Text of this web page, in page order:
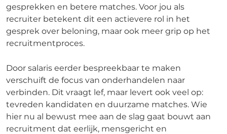
gesprekken en betere matches. Voor jou als
recruiter betekent dit een actievere rol in het
gesprek over beloning, maar ook meer grip op het
recruitmentproces.
Door salaris eerder bespreekbaar te maken
verschuift de focus van onderhandelen naar
verbinden. Dit vraagt lef, maar levert ook veel op:
tevreden kandidaten en duurzame matches. Wie
hier nu al bewust mee aan de slag gaat bouwt aan
recruitment dat eerlijk, mensgericht en